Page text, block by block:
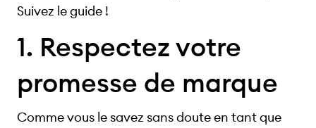
Suivez le guide !
1. Respectez votre
promesse de marque
Comme vous le savez sans doute en tant que